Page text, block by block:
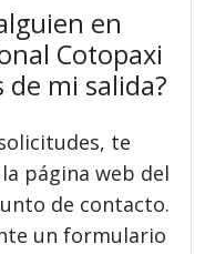
en
Cotopaxi
de mi salida?
te
página web del
de contacto.
un formulario